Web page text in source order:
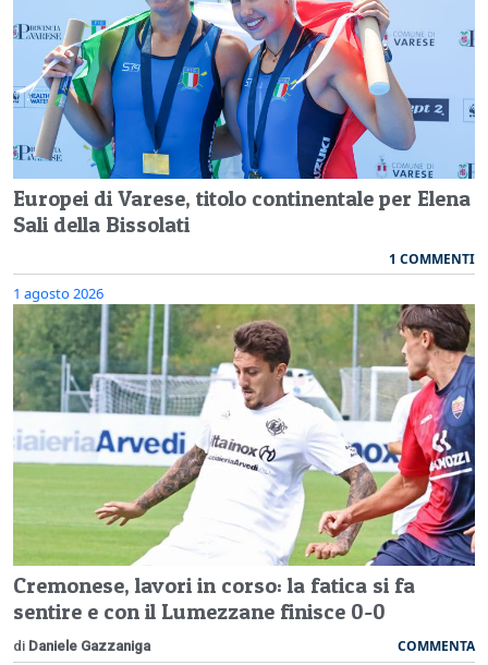
Europei di Varese, titolo continentale per Elena
Sali della Bissolati
1 COMMENTI
1 agosto 2026
Cremonese, lavori in corso: la fatica si fa
sentire e con il Lumezzane finisce 0-0
di Daniele Gazzaniga COMMENTA